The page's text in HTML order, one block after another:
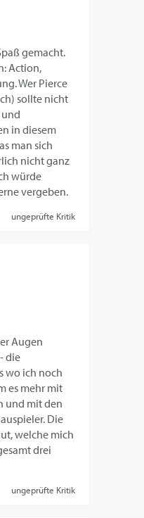
gemacht.
Action,
Wer Pierce
sollte nicht
in diesem
man sich
nicht ganz
würde
vergeben.
ungeprüfte Kritik
Augen
die
wo ich noch
es mehr mit
und mit den
Die
welche mich
drei
ungeprüfte Kritik